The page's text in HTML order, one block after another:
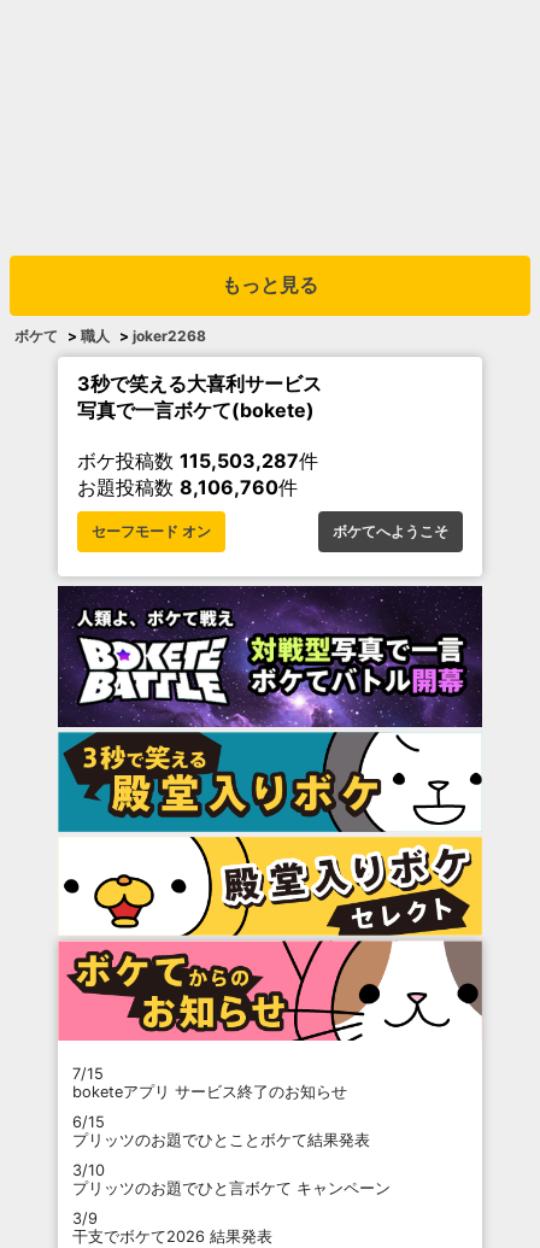
もっと見る
ボケて > 職人 > joker2268
3秒で笑える大喜利サービス
写真で一言ボケて(bokete)
ボケ投稿数 115,503,287件
お題投稿数 8,106,760件
セーフモード オン ボケてへようこそ
7/15
boketeアプリ サービス終了のお知らせ
6/15
プリッツのお題でひとことボケて結果発表
3/10
プリッツのお題でひと言ボケて キャンペーン
3/9
干支でボケて2026 結果発表